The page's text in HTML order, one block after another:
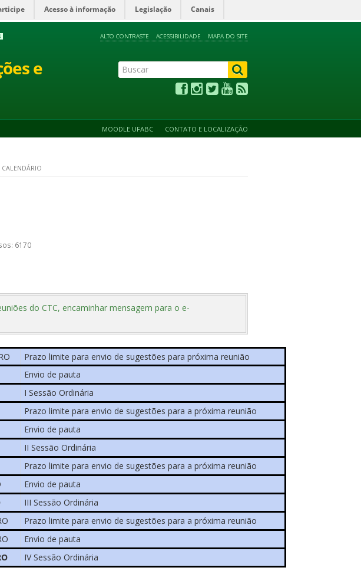
Acesso à informação Legislação Canais
ALTO CONTRASTE ACESSIBILIDADE MAPA DO SITE
e
MOODLE UFABC CONTATO E LOCALIZAÇÃO
CALENDÁRIO
6170
do CTC, encaminhar mensagem para o e-
Prazo limite para envio de sugestões para próxima reunião
Envio de pauta
I Sessão Ordinária
Prazo limite para envio de sugestões para a próxima reunião
Envio de pauta
II Sessão Ordinária
Prazo limite para envio de sugestões para a próxima reunião
Envio de pauta
III Sessão Ordinária
Prazo limite para envio de sugestões para a próxima reunião
Envio de pauta
IV Sessão Ordinária